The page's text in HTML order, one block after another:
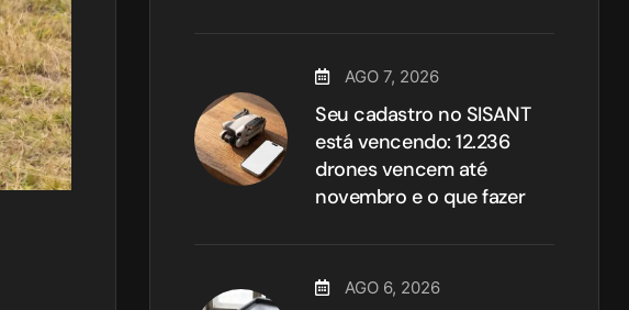
AGO 7, 2026
Seu cadastro no SISANT
está vencendo: 12.236
drones vencem até
novembro e o que fazer
AGO 6, 2026